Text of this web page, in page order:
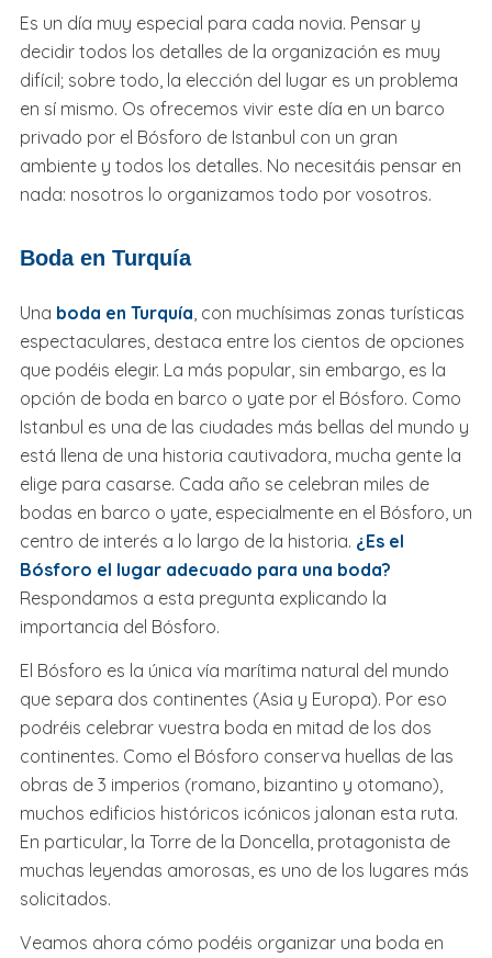
Es un día muy especial para cada novia. Pensar y
decidir todos los detalles de la organización es muy
difícil; sobre todo, la elección del lugar es un problema
en sí mismo. Os ofrecemos vivir este día en un barco
privado por el Bósforo de Istanbul con un gran
ambiente y todos los detalles. No necesitáis pensar en
nada: nosotros lo organizamos todo por vosotros.
Boda en Turquía
Una boda en Turquía, con muchísimas zonas turísticas
espectaculares, destaca entre los cientos de opciones
que podéis elegir. La más popular, sin embargo, es la
opción de boda en barco o yate por el Bósforo. Como
Istanbul es una de las ciudades más bellas del mundo y
está llena de una historia cautivadora, mucha gente la
elige para casarse. Cada año se celebran miles de
bodas en barco o yate, especialmente en el Bósforo, un
centro de interés a lo largo de la historia. ¿Es el
Bósforo el lugar adecuado para una boda?
Respondamos a esta pregunta explicando la
importancia del Bósforo.
El Bósforo es la única vía marítima natural del mundo
que separa dos continentes (Asia y Europa). Por eso
podréis celebrar vuestra boda en mitad de los dos
continentes. Como el Bósforo conserva huellas de las
obras de 3 imperios (romano, bizantino y otomano),
muchos edificios históricos icónicos jalonan esta ruta.
En particular, la Torre de la Doncella, protagonista de
muchas leyendas amorosas, es uno de los lugares más
solicitados.
Veamos ahora cómo podéis organizar una boda en